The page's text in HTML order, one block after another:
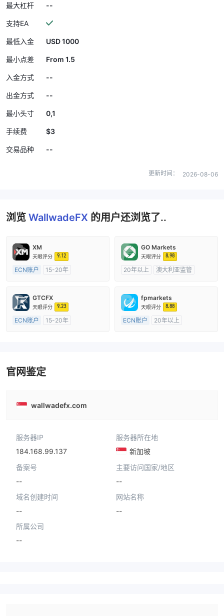
最大杠杆 --
支持EA
最低入金 USD 1000
最小点差 From 1.5
入金方式 --
出金方式 --
最小头寸 0,1
手续费 $3
交易品种 --
更新时间： 2026-08-06
浏览 WallwadeFX 的用户还浏览了..
XM
天眼评分 9.12
ECN账户
15-20年
主标MT4
GO Markets
天眼评分 8.98
20年以上
澳大利亚监管
GTCFX
天眼评分 9.23
ECN账户
15-20年
fpmarkets
天眼评分 8.88
ECN账户
20年以上
官网鉴定
wallwadefx.com
服务器IP
184.168.99.137
服务器所在地
新加坡
备案号
--
主要访问国家/地区
--
域名创建时间
--
网站名称
--
所属公司
--